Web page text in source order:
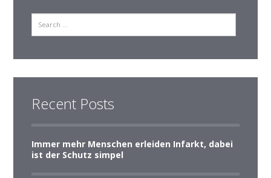
Recent Posts
Immer mehr Menschen erleiden Infarkt, dabei
ist der Schutz simpel